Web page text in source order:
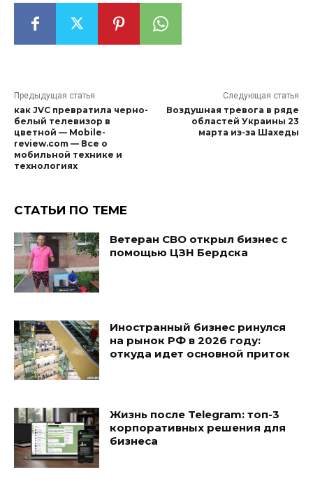
Предыдущая статья
как JVC превратила черно-
белый телевизор в
цветной — Mobile-
review.com — Все о
мобильной технике и
технологиях
Следующая статья
Воздушная тревога в ряде
областей Украины 23
марта из-за Шахеды
СТАТЬИ ПО ТЕМЕ
Ветеран СВО открыл бизнес с
помощью ЦЗН Бердска
Иностранный бизнес ринулся
на рынок РФ в 2026 году:
откуда идет основной приток
Жизнь после Telegram: топ-3
корпоративных решения для
бизнеса